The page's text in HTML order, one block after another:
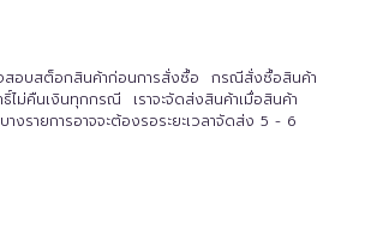
สอบสต็อกสินค้าก่อนการสั่งซื้อ กรณีสั่งซื้อสินค้า
ม่คืนเงินทุกกรณี เราจะจัดส่งสินค้าเมื่อสินค้า
งรายการอาจจะต้องรอระยะเวลาจัดส่ง 5 - 6